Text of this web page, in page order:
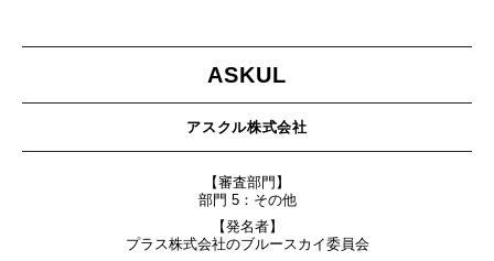
ASKUL
アスクル株式会社
【審査部門】
部門 5：その他
【発名者】
プラス株式会社のブルースカイ委員会